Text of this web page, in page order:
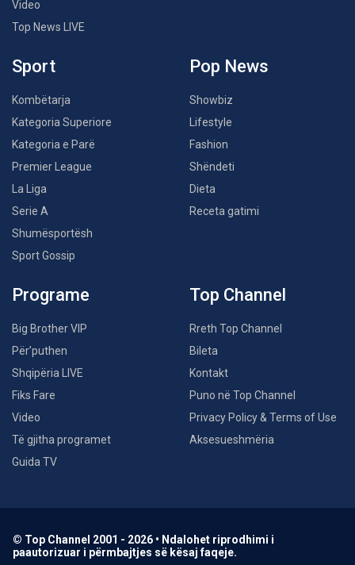
Video
Top News LIVE
Sport
Kombëtarja
Kategoria Superiore
Kategoria e Parë
Premier League
La Liga
Serie A
Shumësportësh
Sport Gossip
Pop News
Showbiz
Lifestyle
Fashion
Shëndeti
Dieta
Receta gatimi
Programe
Big Brother VIP
Për’puthen
Shqipëria LIVE
Fiks Fare
Video
Të gjitha programet
Guida TV
Top Channel
Rreth Top Channel
Bileta
Kontakt
Puno në Top Channel
Privacy Policy & Terms of Use
Aksesueshmëria
© Top Channel 2001 - 2026 • Ndalohet riprodhimi i
paautorizuar i përmbajtjes së kësaj faqeje.